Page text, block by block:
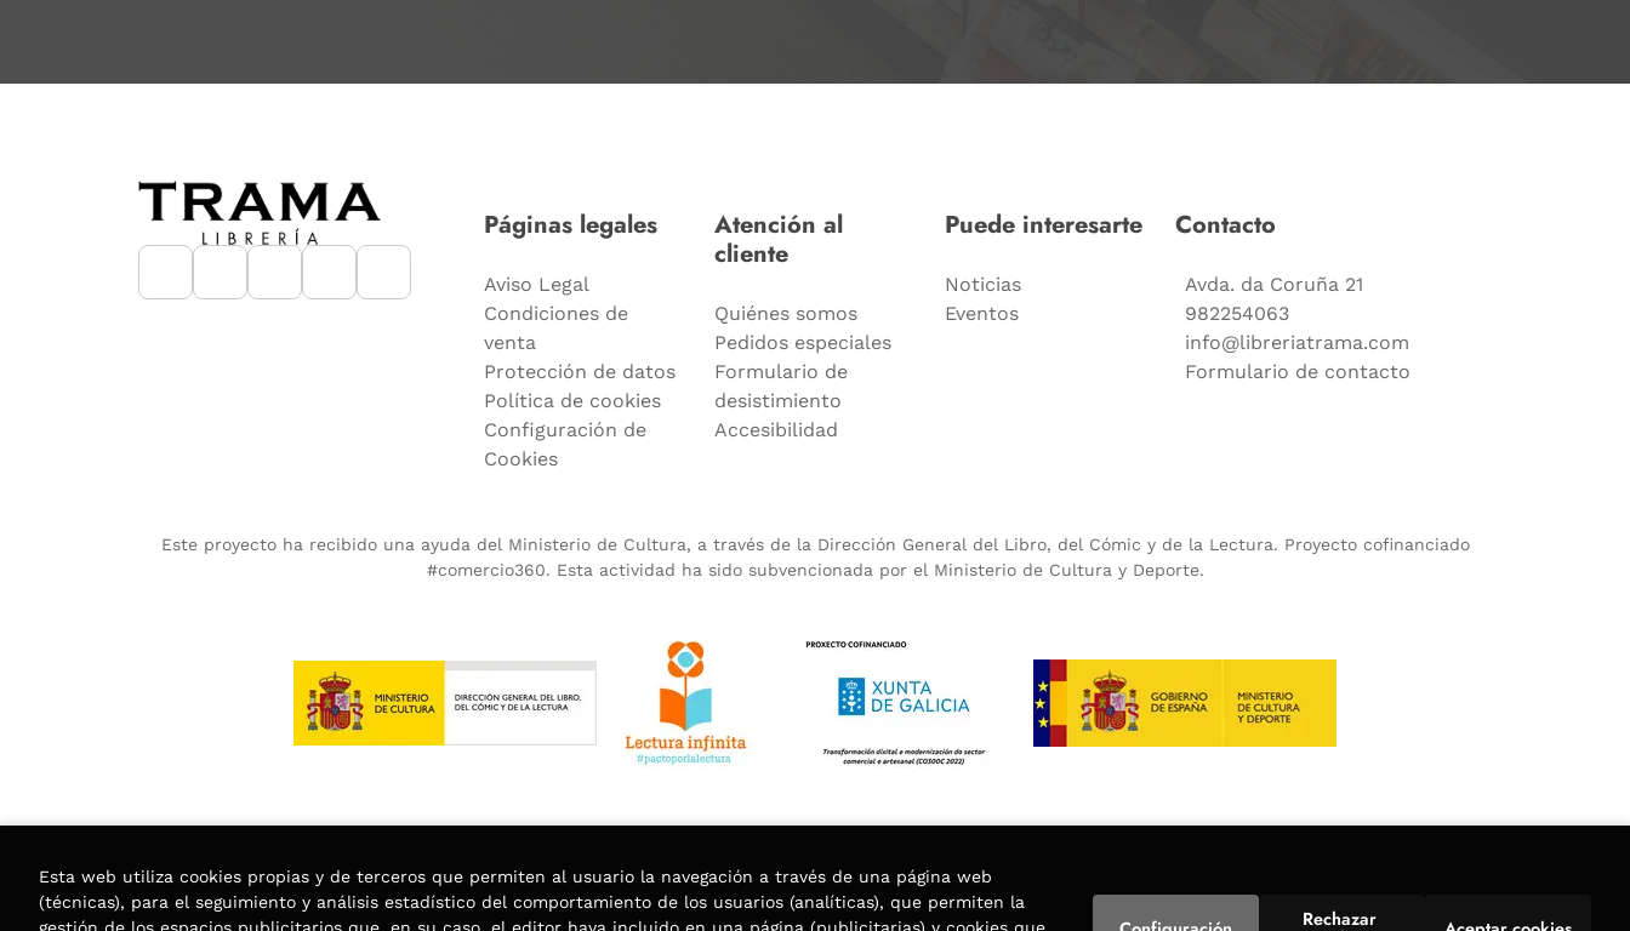
Páginas legales
Aviso Legal
Condiciones de
venta
Protección de datos
Política de cookies
Configuración de
Cookies
Atención al
cliente
Quiénes somos
Pedidos especiales
Formulario de
desistimiento
Accesibilidad
Puede interesarte
Noticias
Eventos
Contacto
Avda. da Coruña 21
982254063
info@libreriatrama.com
Formulario de contacto
Este proyecto ha recibido una ayuda del Ministerio de Cultura, a través de la Dirección General del Libro, del Cómic y de la Lectura. Proyecto cofinanciado
#comercio360. Esta actividad ha sido subvencionada por el Ministerio de Cultura y Deporte.
Esta web utiliza cookies propias y de terceros que permiten al usuario la navegación a través de una página web
(técnicas), para el seguimiento y análisis estadístico del comportamiento de los usuarios (analíticas), que permiten la
Rechazar